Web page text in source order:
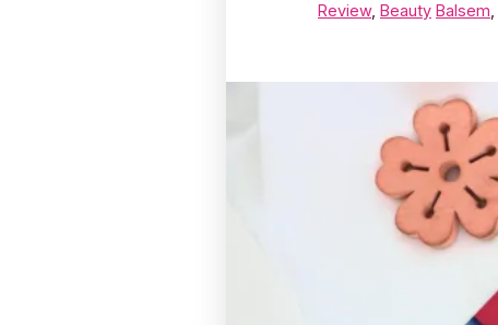
Review, Beauty Balsem